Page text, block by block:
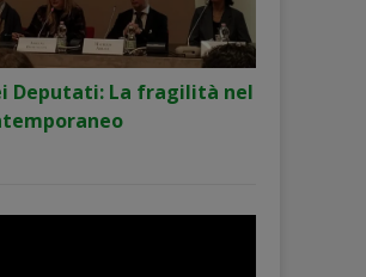
Deputati: La fragilità nel